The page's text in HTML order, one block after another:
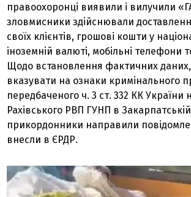
правоохоронці виявили і вилучили
зловмисники здійснювали
своїх клієнтів, грошові кошти у
іноземній валюті, мобільні телефони
Щодо встановлення фактичних даних,
вказувати на ознаки кримінального
передбаченого ч. 3 ст. 332 КК України
Рахівського РВП ГУНП в Закарпатській
прикордонники направили
внесли в ЄРДР.